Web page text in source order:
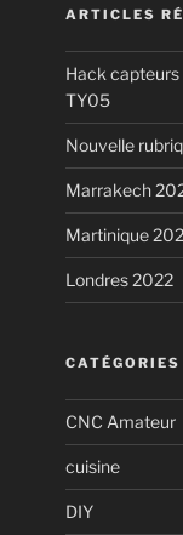
ARTICLES
Hack
TY05
Nouvelle
Marrakech
Martinique
Londres 2022
CATÉGORIES
CNC Amateur
cuisine
DIY